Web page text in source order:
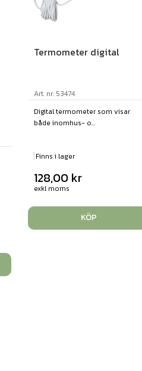
Termometer digital
Art. nr: 53474
Digital termometer som visar
både inomhus- o...
Finns i lager
128,00 kr
exkl moms
KÖP